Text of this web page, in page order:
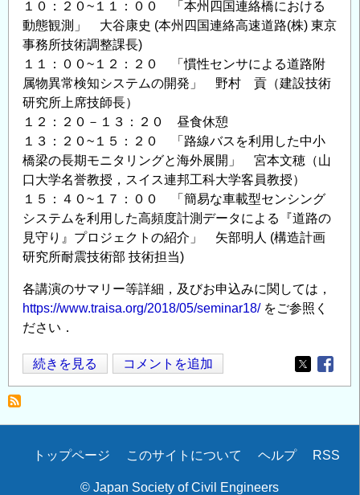
１０：２０~１１：００ 「本州四国連絡橋における
動態観測」 大谷康史 (本州四国連絡高速道路(株) 東京
事務所技術調整課長)
１１：００~１２：２０ 「慣性センサによる道路附
属物異常検知システムの開発」 野村 貢（建設技術
研究所上席技師長）
１２：２０－１３：２０ 昼食休憩
１３：２０~１５：２０ 「路線バスを利用した中小
橋梁の長期モニタリングと海外展開」 宮本文穂（山
口大学名誉教授，スイス連邦工科大学客員教授）
１５：４０~１７：００ 「簡易な車載型センシング
システムを利用した高頻度計測データによる『道路の
見守り』プロジェクトの紹介」 矢部明人 (構造計画
研究所耐震技術部 技術担当)
各講演のサマリー等詳細，及びお申込みに関しては，
https://www.traisa.org/2018/05/seminar18/をご参照く
ださい．
講
演
「橋
道
続きを見る コメントを追加
Opens in
Secondary
トップページ このサイトについて ヘルプ RSS
© Japan Society of Civil Engineers